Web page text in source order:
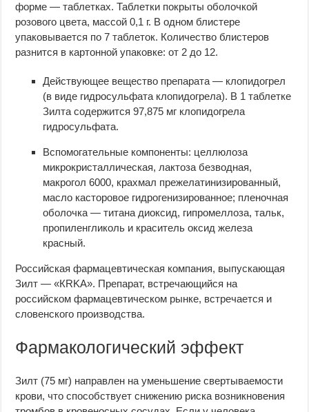
форме — таблетках. Таблетки покрыты оболочкой
розового цвета, массой 0,1 г. В одном блистере
упаковывается по 7 таблеток. Количество блистеров
разнится в картонной упаковке: от 2 до 12.
Действующее вещество препарата — клопидогрел
(в виде гидросульфата клопидогрела). В 1 таблетке
Зилта содержится 97,875 мг клопидогрела
гидросульфата.
Вспомогательные компоненты: целлюлоза
микрокристаллическая, лактоза безводная,
макрогол 6000, крахмал прежелатинизированный,
масло касторовое гидрогенизированное; пленочная
оболочка — титана диоксид, гипромеллоза, тальк,
пропиленгликоль и краситель оксид железа
красный.
Российская фармацевтическая компания, выпускающая
Зилт — «КRKA». Препарат, встречающийся на
российском фармацевтическом рынке, встречается и
словенского производства.
Фармакологический эффект
Зилт (75 мг) направлен на уменьшение свертываемости
крови, что способствует снижению риска возникновения